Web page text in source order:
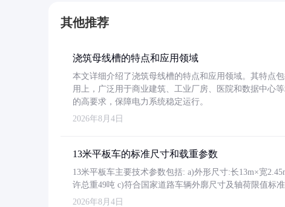
其他推荐
浇筑母线槽的特点和应用领域
本文详细介绍了浇筑母线槽的特点和应用领域。其特点
用上，广泛用于商业建筑、工业厂房、医院和数据中心
的高要求，保障电力系统稳定运行。
2026年8月4日
13米平板车的标准尺寸和载重参数
13米平板车主要技术参数包括: a)外形尺寸:长13m×宽
许总重49吨 c)符合国家道路车辆外廓尺寸及轴荷限值标准
2026年8月4日